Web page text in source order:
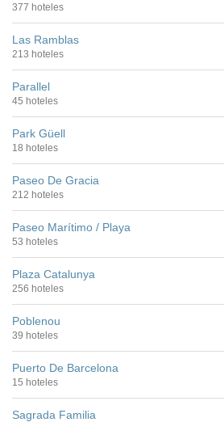
377 hoteles
Las Ramblas
213 hoteles
Parallel
45 hoteles
Park Güell
18 hoteles
Paseo De Gracia
212 hoteles
Paseo Marítimo / Playa
53 hoteles
Plaza Catalunya
256 hoteles
Poblenou
39 hoteles
Puerto De Barcelona
15 hoteles
Sagrada Familia